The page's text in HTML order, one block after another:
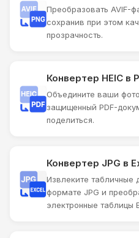
Преобразовать AVIF-
сохранив при этом
прозрачность.
Конвертер HEIC в
Объедините ваши
защищенный PDF-
поделиться.
Конвертер JPG в
Извлеките табличные
формате JPG и
электронные таблицы